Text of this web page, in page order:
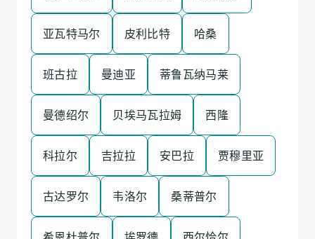
亚瓦特马尔 皮利比特 哈桑
班古拉 曼迪亚 蒂鲁瓦纳马莱
曼德绍尔 贝埃马瓦拉姆 西隆
科拉尔 吉拉拉 安巴拉 贾穆里亚
古达罗尔 韦洛尔 桑蒂普尔